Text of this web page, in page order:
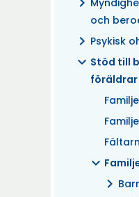
och
chevron_right Psykisk
expand_more Stöd till
föräldrar
expand_more
chevron_right